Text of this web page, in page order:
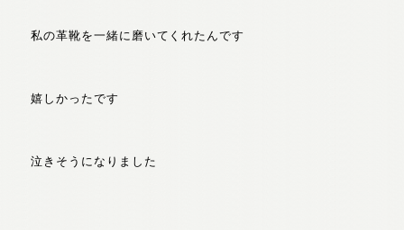
私の革靴を一緒に磨いてくれたんです
嬉しかったです
泣きそうになりました